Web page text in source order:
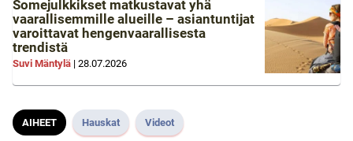
Somejulkkikset matkustavat yhä
vaarallisemmille alueille – asiantuntijat
varoittavat hengenvaarallisesta
trendistä
Suvi Mäntylä | 28.07.2026
AIHEET Hauskat Videot